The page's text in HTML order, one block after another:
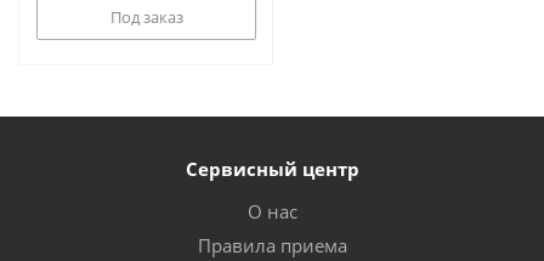
Под заказ
Сервисный центр
О нас
Правила приема